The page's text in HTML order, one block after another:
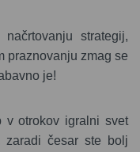
strategij,
praznovanju zmag se
je!
v otrokov igralni svet
zaradi česar ste bolj